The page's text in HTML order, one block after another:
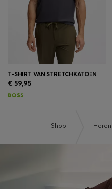
T-SHIRT VAN STRETCHKATOEN
€ 59,95
Shop Heren